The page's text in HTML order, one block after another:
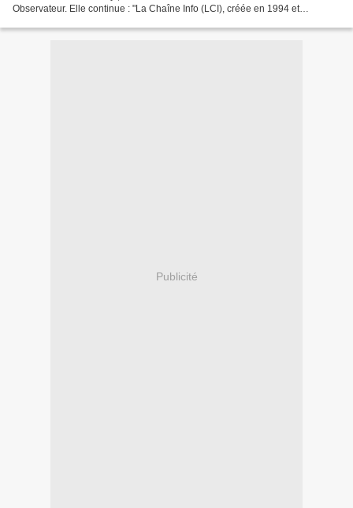
Observateur. Elle continue : "La Chaîne Info (LCI), créée en 1994 et
Publicité